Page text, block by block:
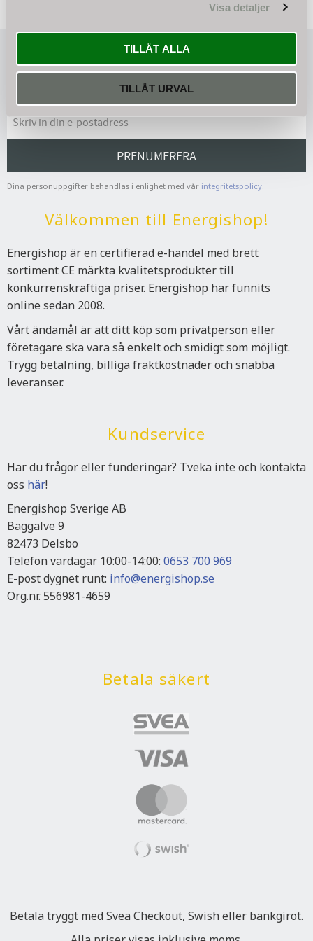
Visa detaljer
TILLÅT ALLA
TILLÅT URVAL
Nyhetsbrev
PRENUMERERA
Dina personuppgifter behandlas i enlighet med vår integritetspolicy.
Välkommen till Energishop!
Energishop är en certifierad e-handel med brett
sortiment CE märkta kvalitetsprodukter till
konkurrenskraftiga priser. Energishop har funnits
online sedan 2008.
Vårt ändamål är att ditt köp som privatperson eller
företagare ska vara så enkelt och smidigt som möjligt.
Trygg betalning, billiga fraktkostnader och snabba
leveranser.
Kundservice
Har du frågor eller funderingar? Tveka inte och kontakta
oss här!
Energishop Sverige AB
Baggälve 9
82473 Delsbo
Telefon vardagar 10:00-14:00: 0653 700 969
E-post dygnet runt: info@energishop.se
Org.nr. 556981-4659
Betala säkert
Betala tryggt med Svea Checkout, Swish eller bankgirot.